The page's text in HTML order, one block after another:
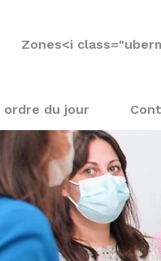
Zones<i
du jour